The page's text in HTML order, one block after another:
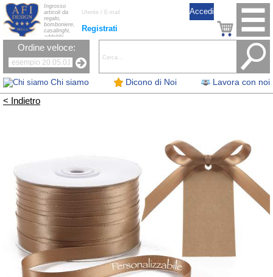
Chi siamo Dicono di Noi Lavora con noi
Registrati
Ingrosso
articoli da
regalo,
bomboniere,
casalinghi,
addobbi
natalizi, nastri,
oggettistica,
la tavola, fiori
artificiali e
candele.
Ordine veloce:
< Indietro